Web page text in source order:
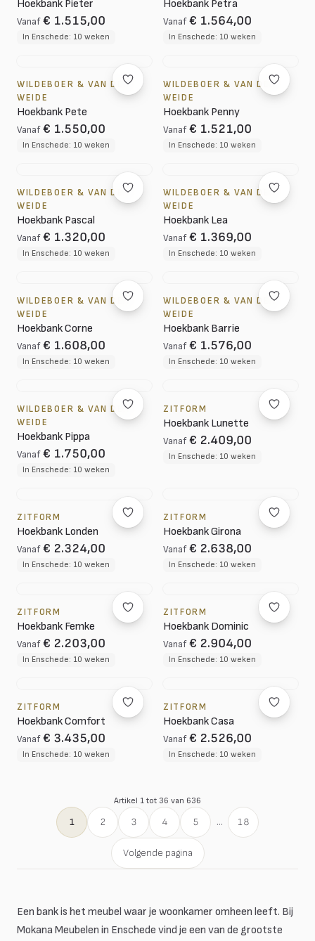
Hoekbank Pieter
Vanaf € 1.515,00
In Enschede: 10 weken
Hoekbank Petra
Vanaf € 1.564,00
In Enschede: 10 weken
WILDEBOER & VAN DER
WEIDE
Hoekbank Pete
Vanaf € 1.550,00
In Enschede: 10 weken
WILDEBOER & VAN DER
WEIDE
Hoekbank Penny
Vanaf € 1.521,00
In Enschede: 10 weken
WILDEBOER & VAN DER
WEIDE
Hoekbank Pascal
Vanaf € 1.320,00
In Enschede: 10 weken
WILDEBOER & VAN DER
WEIDE
Hoekbank Lea
Vanaf € 1.369,00
In Enschede: 10 weken
WILDEBOER & VAN DER
WEIDE
Hoekbank Corne
Vanaf € 1.608,00
In Enschede: 10 weken
WILDEBOER & VAN DER
WEIDE
Hoekbank Barrie
Vanaf € 1.576,00
In Enschede: 10 weken
WILDEBOER & VAN DER
WEIDE
Hoekbank Pippa
Vanaf € 1.750,00
In Enschede: 10 weken
ZITFORM
Hoekbank Lunette
Vanaf € 2.409,00
In Enschede: 10 weken
ZITFORM
Hoekbank Londen
Vanaf € 2.324,00
In Enschede: 10 weken
ZITFORM
Hoekbank Girona
Vanaf € 2.638,00
In Enschede: 10 weken
ZITFORM
Hoekbank Femke
Vanaf € 2.203,00
In Enschede: 10 weken
ZITFORM
Hoekbank Dominic
Vanaf € 2.904,00
In Enschede: 10 weken
ZITFORM
Hoekbank Comfort
Vanaf € 3.435,00
In Enschede: 10 weken
ZITFORM
Hoekbank Casa
Vanaf € 2.526,00
In Enschede: 10 weken
Artikel 1 tot 36 van 636
1 2 3 4 5 ... 18
Volgende pagina
Een bank is het meubel waar je woonkamer omheen leeft. Bij
Mokana Meubelen in Enschede vind je een van de grootste